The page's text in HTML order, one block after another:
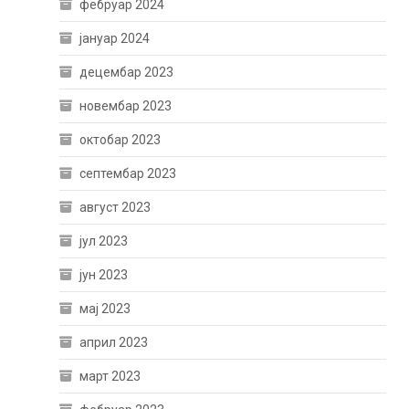
фебруар 2024
јануар 2024
децембар 2023
новембар 2023
октобар 2023
септембар 2023
август 2023
јул 2023
јун 2023
мај 2023
април 2023
март 2023